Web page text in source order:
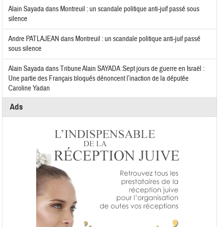
Alain Sayadadans Montreuil : un scandale politique anti-juif passé sous
silence
Andre PATLAJEAN dans Montreuil : un scandale politique anti-juif passé
sous silence
Alain SayadadansTribune Alain SAYADA :Sept jours de guerre en Israël :
Une partie des Français bloqués dénoncent l’inaction de la députée
Caroline Yadan
Ads